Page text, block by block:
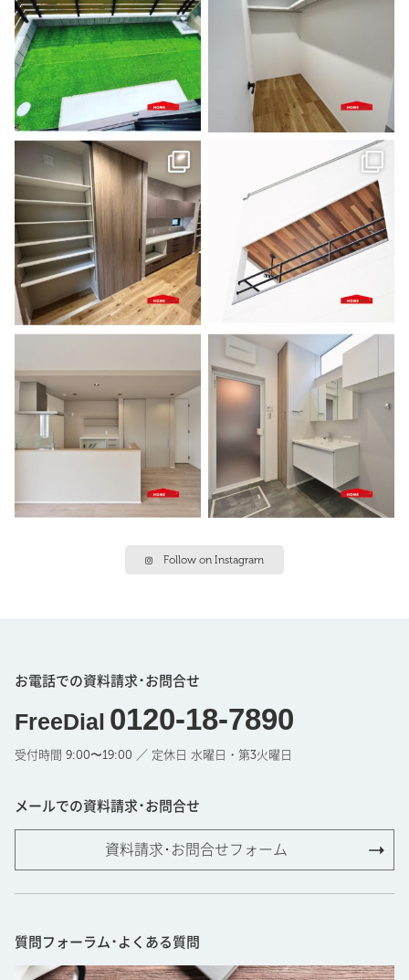
Follow on Instagram
お電話での資料請求･お問合せ
FreeDial 0120-18-7890
受付時間 9:00〜19:00 ／ 定休日 水曜日・第3火曜日
メールでの資料請求･お問合せ
資料請求･お問合せフォーム
質問フォーラム･よくある質問